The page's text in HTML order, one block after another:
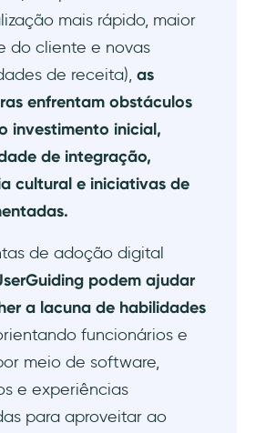
mais rápido, maior
do cliente e novas
de receita), as
enfrentam obstáculos
investimento inicial,
de integração,
cultural e iniciativas de
de adoção digital
podem ajudar
a lacuna de habilidades
funcionários e
meio de software,
e experiências
para aproveitar ao